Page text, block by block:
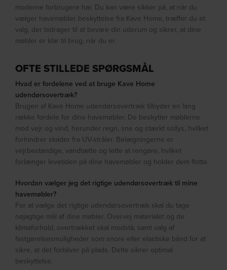
moderne forbrugere har. Du kan være sikker på, at når du
vælger havemøbler beskyttelse fra Kave Home, træffer du et
valg, der bidrager til at bevare din uderum og sikrer, at dine
møbler er klar til brug, når du er.
OFTE STILLEDE SPØRGSMÅL
Hvad er fordelene ved at bruge Kave Home
udendørsovertræk?
Brugen af Kave Home udendørsovertræk tilbyder en lang
række fordele for dine havemøbler. De beskytter møblerne
mod vejr og vind, herunder regn, sne og stærkt sollys, hvilket
forhindrer skader fra UV-stråler. Belægningerne er
vejrbestandige, vandtætte og lette at rengøre, hvilket
forlænger levetiden på dine havemøbler og holder dem flotte.
Hvordan vælger jeg det rigtige udendørsovertræk til mine
havemøbler?
For at vælge det rigtige udendørsovertræk skal du tage
nøjagtige mål af dine møbler. Overvej materialet og de
klimaforhold, overtrækket skal modstå, samt valg af
fastgørelsesmuligheder som snore eller elastiske bånd for at
sikre, at det forbliver på plads. Dette sikrer optimal
beskyttelse.